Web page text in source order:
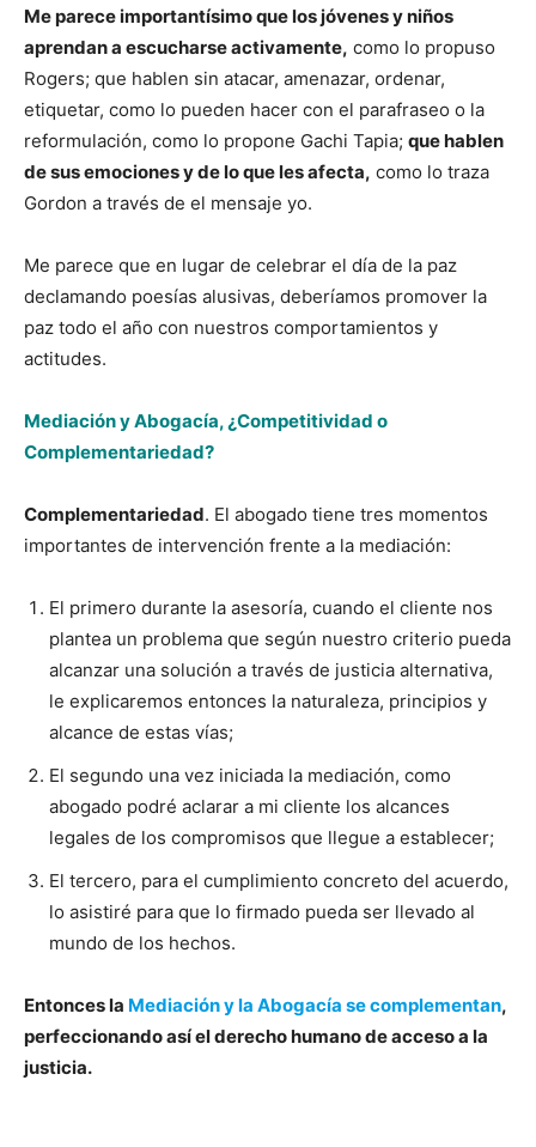
Me parece importantísimo que los jóvenes y niños
aprendan a escucharse activamente, como lo propuso
Rogers; que hablen sin atacar, amenazar, ordenar,
etiquetar, como lo pueden hacer con el parafraseo o la
reformulación, como lo propone Gachi Tapia; que hablen
de sus emociones y de lo que les afecta, como lo traza
Gordon a través de el mensaje yo.
Me parece que en lugar de celebrar el día de la paz
declamando poesías alusivas, deberíamos promover la
paz todo el año con nuestros comportamientos y
actitudes.
Mediación y Abogacía, ¿Competitividad o
Complementariedad?
Complementariedad. El abogado tiene tres momentos
importantes de intervención frente a la mediación:
El primero durante la asesoría, cuando el cliente nos
plantea un problema que según nuestro criterio pueda
alcanzar una solución a través de justicia alternativa,
le explicaremos entonces la naturaleza, principios y
alcance de estas vías;
El segundo una vez iniciada la mediación, como
abogado podré aclarar a mi cliente los alcances
legales de los compromisos que llegue a establecer;
El tercero, para el cumplimiento concreto del acuerdo,
lo asistiré para que lo firmado pueda ser llevado al
mundo de los hechos.
Entonces la Mediación y la Abogacía se complementan,
perfeccionando así el derecho humano de acceso a la
justicia.